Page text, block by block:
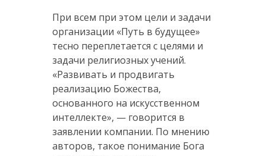
При всем при этом цели и задачи
организации «Путь в будущее»
тесно переплетается с целями и
задачи религиозных учений.
«Развивать и продвигать
реализацию Божества,
основанного на искусственном
интеллекте», — говорится в
заявлении компании. По мнению
авторов, такое понимание Бога